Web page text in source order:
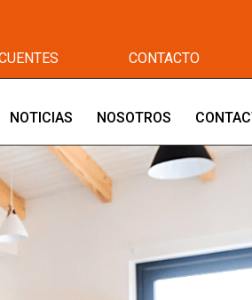
CONTACTO
NOTICIAS NOSOTROS